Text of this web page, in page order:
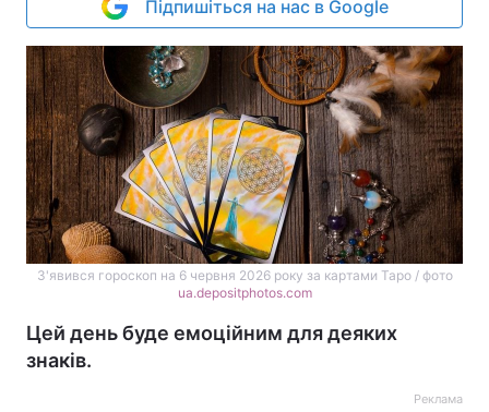
Підпишіться на нас в Google
З'явився гороскоп на 6 червня 2026 року за картами Таро / фото
ua.depositphotos.com
Цей день буде емоційним для деяких
знаків.
Реклама